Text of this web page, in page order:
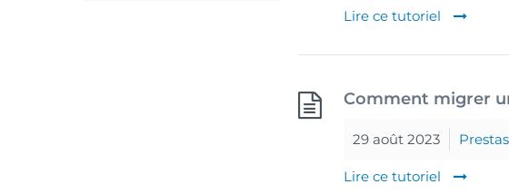
Lire ce tutoriel
Comment migrer
29 août 2023
Lire ce tutoriel